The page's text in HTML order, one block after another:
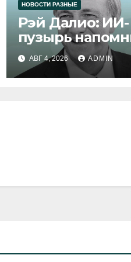
НОВОСТИ РАЗНЫЕ
Рэй Далио: ИИ-
пузырь
1929 и 2000
АВГ 4, 2026 ADMIN